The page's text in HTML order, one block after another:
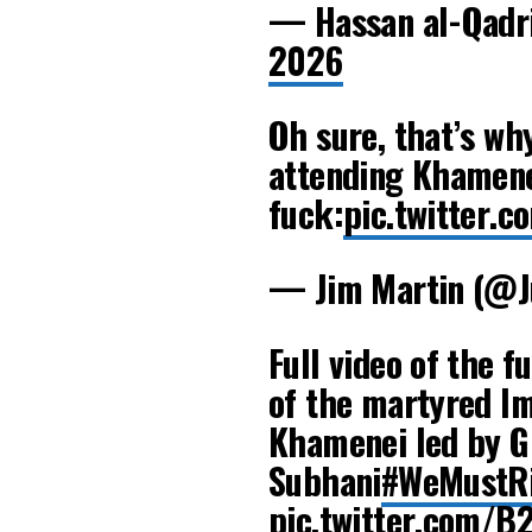
— Hassan al-
2026
Oh sure, that’s
attending
fuck:
— Jim Martin
Full video of the
of the martyred
Khamenei led by
Subhani
pic.twitter.com/